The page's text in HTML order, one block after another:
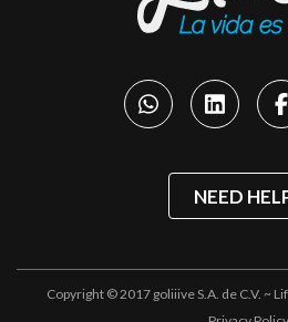
NEED
Copyright © 2017 goliiive S.A. de C.V. ~